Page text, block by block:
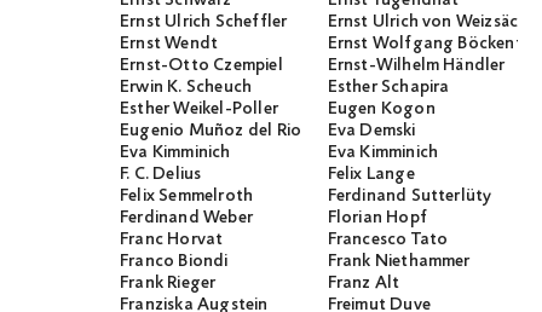
Ernst Ulrich Scheffler
Ernst Ulrich von Weizsäcker
Ernst Wendt
Ernst Wolfgang
Ernst-Otto Czempiel
Ernst-Wilhelm Händler
Erwin K. Scheuch
Esther Schapira
Esther Weikel-Poller
Eugen Kogon
Eugenio Muñoz del Rio
Eva Demski
Eva Kimminich
Eva Kimminich
F. C. Delius
Felix Lange
Felix Semmelroth
Ferdinand Sutterlüty
Ferdinand Weber
Florian Hopf
Franc Horvat
Francesco Tato
Franco Biondi
Frank Niethammer
Frank Rieger
Franz Alt
Franziska Augstein
Freimut Duve